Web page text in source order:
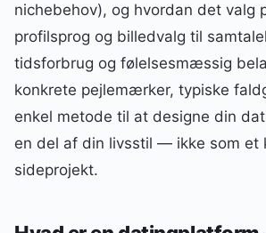
nichebehov), og hvordan det valg
profilsprog og billedvalg til
tidsforbrug og følelsesmæssig
konkrete pejlemærker, typiske
enkel metode til at designe din
en del af din livsstil — ikke som et
sideprojekt.